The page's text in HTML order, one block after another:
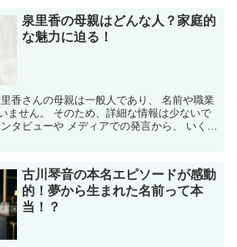
泉里香の母親はどんな人？家庭的
な魅力に迫る！
香さんの母親は一般人であり、 名前や職業
ません。 そのため、詳細な情報は少ないで
タビューや メディアでの発言から、 いくつ
古川琴音の本名エピソードが感動
的！夢から生まれた名前って本
当！？